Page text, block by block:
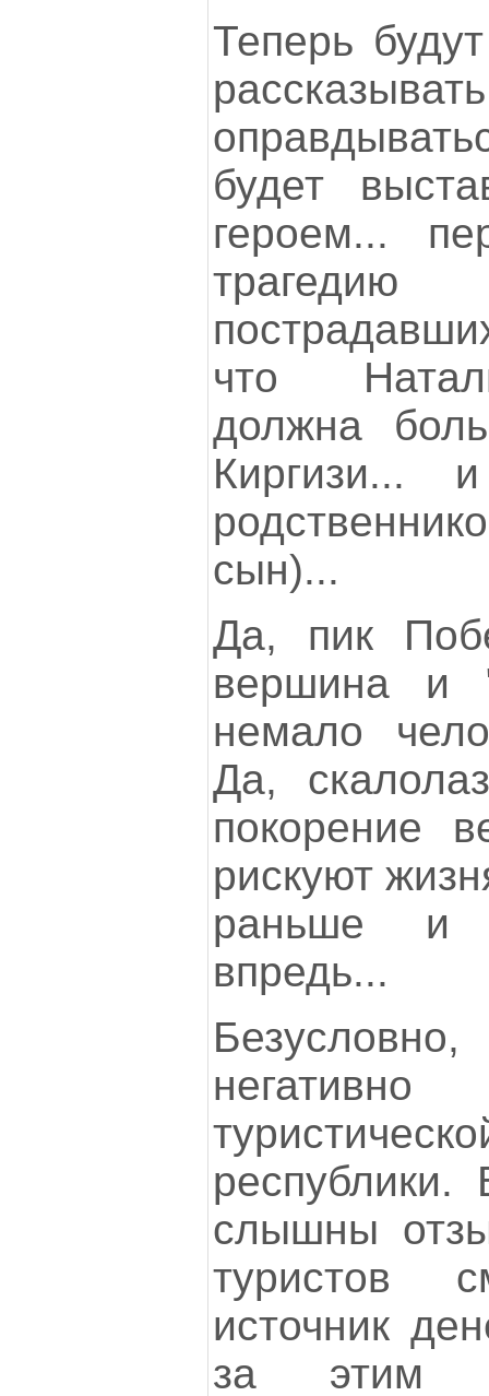
Теперь
будет
героем...
что
должна
Киргизи...
сын)...
Да, пик
вершина и
немало
Да,
покорение
рискуют
раньше и
впредь...
слышны
туристов
источник
за этим